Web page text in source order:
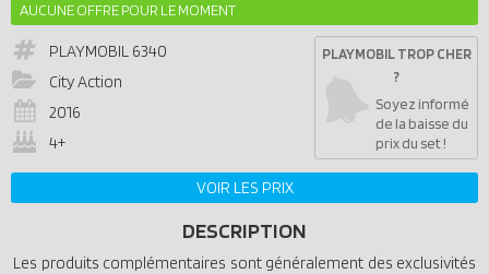
AUCUNE OFFRE POUR LE MOMENT
PLAYMOBIL 6340
City Action
2016
4+
PLAYMOBIL TROP CHER
?
Soyez informé
de la baisse du
prix du set !
VOIR LES PRIX
DESCRIPTION
Les produits complémentaires sont généralement des exclusivités